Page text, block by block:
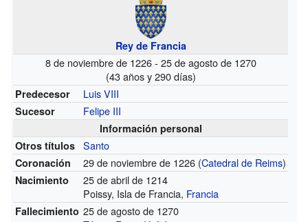
Rey de Francia
8 de noviembre de 1226 - 25 de agosto de 1270
(43 años y 290 días)
Predecesor Luis VIII
Sucesor Felipe III
Información personal
Otros títulos
Santo
Coronación 29 de noviembre de 1226 (Catedral de Reims)
Nacimiento
25 de abril de 1214
Poissy, Isla de Francia, Francia
Fallecimiento 25 de agosto de 1270